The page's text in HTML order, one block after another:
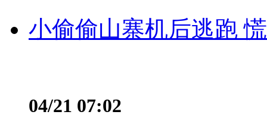
小偷偷山寨机后逃跑
04/21 07:02